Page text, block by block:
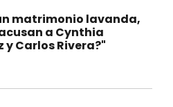
matrimonio lavanda,
a Cynthia
y Carlos Rivera?"